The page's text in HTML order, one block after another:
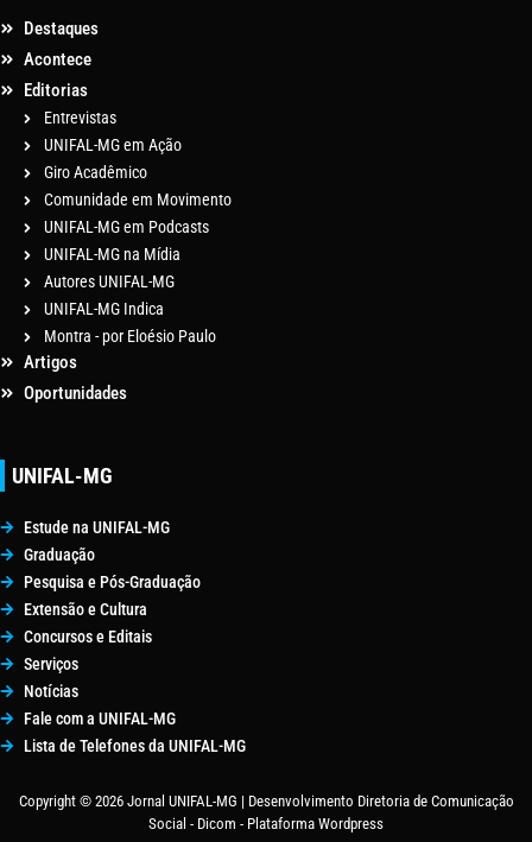
Destaques
Acontece
Editorias
Entrevistas
UNIFAL-MG em Ação
Giro Acadêmico
Comunidade em Movimento
UNIFAL-MG em Podcasts
UNIFAL-MG na Mídia
Autores UNIFAL-MG
UNIFAL-MG Indica
Montra - por Eloésio Paulo
Artigos
Oportunidades
UNIFAL-MG
Estude na UNIFAL-MG
Graduação
Pesquisa e Pós-Graduação
Extensão e Cultura
Concursos e Editais
Serviços
Notícias
Fale com a UNIFAL-MG
Lista de Telefones da UNIFAL-MG
Copyright © 2026 Jornal UNIFAL-MG | Desenvolvimento Diretoria de Comunicação
Social - Dicom - Plataforma Wordpress